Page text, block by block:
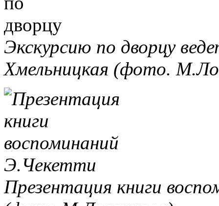
Экскурсию по дворцу
Хмельницкая (фото.
Презентация книги